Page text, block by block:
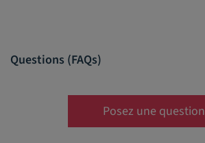
Questions (FAQs)
Posez une question